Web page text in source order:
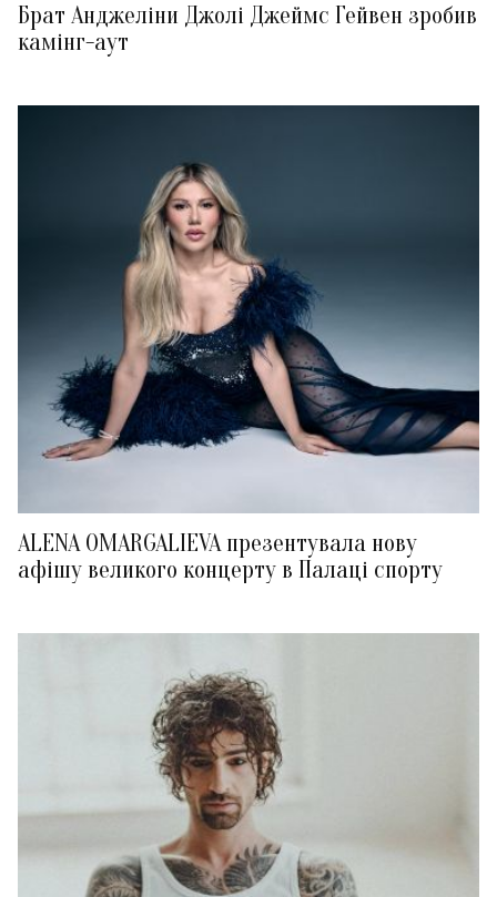
Брат Анджеліни Джолі Джеймс Гейвен зробив
камінг-аут
ALENA OMARGALIEVA презентувала нову
афішу великого концерту в Палаці спорту